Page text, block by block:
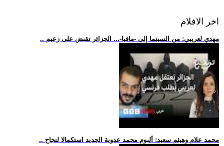
اخر الافلام
.. مهدي لعريبي: من السينما إلى -مافيا-... الجزائر تقبض على زعيم
.. محمد علام وهيثم سعيد: ألبوم محمد عدوية الجديد استكمالا لنجاح